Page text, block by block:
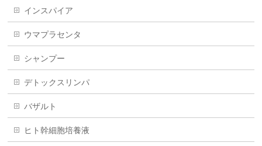
インスパイア
ウマプラセンタ
シャンプー
デトックスリンパ
バザルト
ヒト幹細胞培養液